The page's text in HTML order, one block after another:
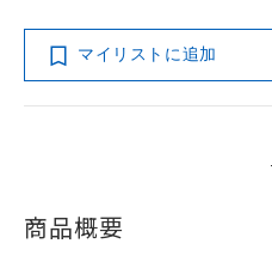
マイリストに追加
商品概要